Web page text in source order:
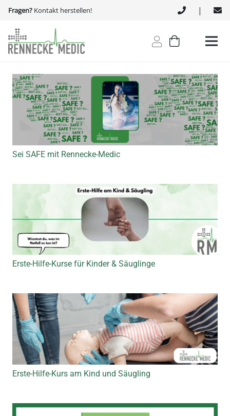
Fragen? Kontakt herstellen! |
Sei SAFE mit Rennecke-Medic
Erste-Hilfe-Kurse für Kinder & Säuglinge
Erste-Hilfe-Kurs am Kind und Säugling